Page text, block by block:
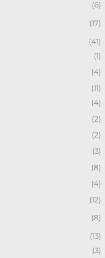
(6)
(17)
(41)
(1)
(4)
(11)
(4)
(2)
(2)
(3)
(8)
(4)
(12)
(8)
(13)
(3)